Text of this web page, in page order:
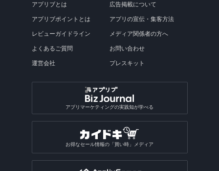
アプリブとは
アプリブポイントとは
レビューガイドライン
よくあるご質問
運営会社
広告掲載について
アプリの宣伝・集客方法
メディア関係者の方へ
お問い合わせ
プレスキット
アプリマーケティングの実践知が学べる
お得なセール情報の「買い時」メディア